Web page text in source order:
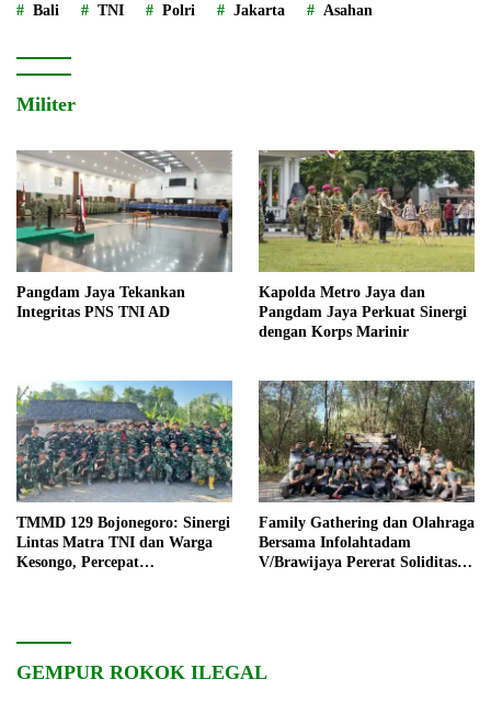
Bali TNI Polri Jakarta Asahan
Militer
Pangdam Jaya Tekankan
Integritas PNS TNI AD
Kapolda Metro Jaya dan
Pangdam Jaya Perkuat Sinergi
dengan Korps Marinir
TMMD 129 Bojonegoro: Sinergi
Lintas Matra TNI dan Warga
Kesongo, Percepat
Family Gathering dan Olahraga
Bersama Infolahtadam
V/Brawijaya Pererat Soliditas
GEMPUR ROKOK ILEGAL